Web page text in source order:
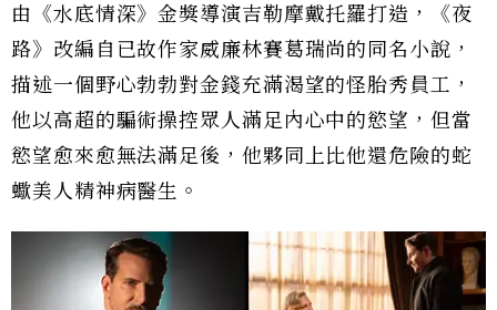
由《水底情深》金獎導演吉勒摩戴托羅打造，《夜
路》改編自已故作家威廉林賽葛瑞尚的同名小說，
描述一個野心勃勃對金錢充滿渴望的怪胎秀員工，
他以高超的騙術操控眾人滿足內心中的慾望，但當
慾望愈來愈無法滿足後，他夥同上比他還危險的蛇
蠍美人精神病醫生。